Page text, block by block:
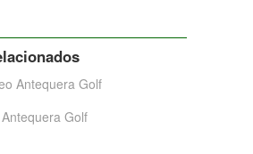
Golf